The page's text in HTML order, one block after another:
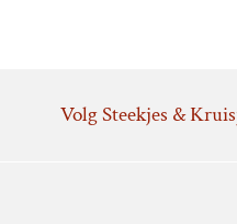
Volg Steekjes &